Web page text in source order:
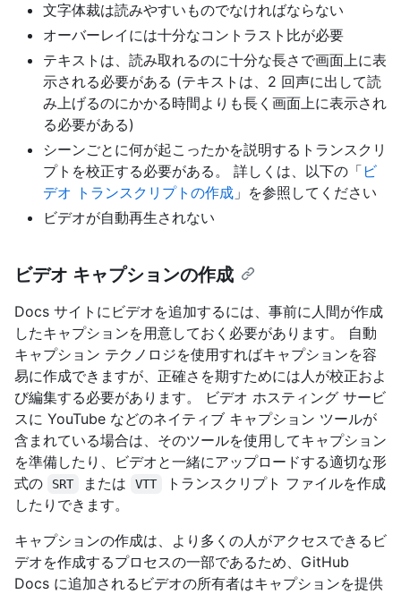
文字体裁は読みやすいものでなければならない
オーバーレイには十分なコントラスト比が必要
テキストは、読み取れるのに十分な長さで画面上に表
示される必要がある (テキストは、2 回声に出して読
み上げるのにかかる時間よりも長く画面上に表示され
る必要がある)
シーンごとに何が起こったかを説明するトランスクリ
プトを校正する必要がある。 詳しくは、以下の「 ビ
デオ トランスクリプトの作成 」を参照してください
ビデオが自動再生されない
ビデオ キャプションの作成
Docs サイトにビデオを追加するには、事前に人間が作成
したキャプションを用意しておく必要があります。 自動
キャプション テクノロジを使用すればキャプションを容
易に作成できますが、正確さを期すためには人が校正およ
び編集する必要があります。 ビデオ ホスティング サービ
スに YouTube などのネイティブ キャプション ツールが
含まれている場合は、そのツールを使用してキャプション
を準備したり、ビデオと一緒にアップロードする適切な形
式の
SRT または VTT
トランスクリプト ファイルを作成
したりできます。
キャプションの作成は、より多くの人がアクセスできるビ
デオを作成するプロセスの一部であるため、GitHub
Docs に追加されるビデオの所有者はキャプションを提供